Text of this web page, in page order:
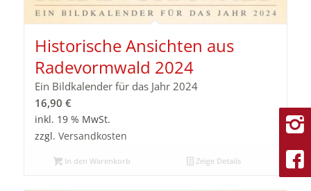
Historische Ansichten aus
Radevormwald 2024
Ein Bildkalender für das Jahr 2024
16,90 €
inkl. 19 % MwSt.
zzgl. Versandkosten
In den Warenkorb Zeige Details